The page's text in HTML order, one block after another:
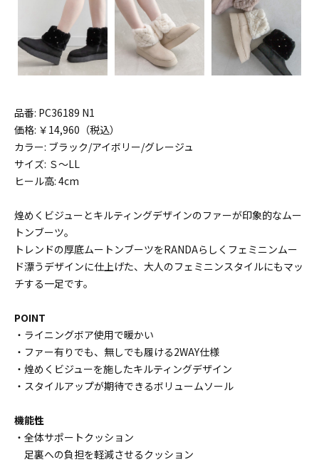
品番: PC36189 N1
価格: ￥14,960（税込）
カラー: ブラック/アイボリー/グレージュ
サイズ: Ｓ〜LL
ヒール高: 4cm
煌めくビジューとキルティングデザインのファーが印象的なムー
トンブーツ。
トレンドの厚底ムートンブーツをRANDAらしくフェミニンムー
ド漂うデザインに仕上げた、大人のフェミニンスタイルにもマッ
チする一足です。
POINT
・ライニングボア使用で暖かい
・ファー有りでも、無しでも履ける2WAY仕様
・煌めくビジューを施したキルティングデザイン
・スタイルアップが期待できるボリュームソール
機能性
・全体サポートクッション
足裏への負担を軽減させるクッション